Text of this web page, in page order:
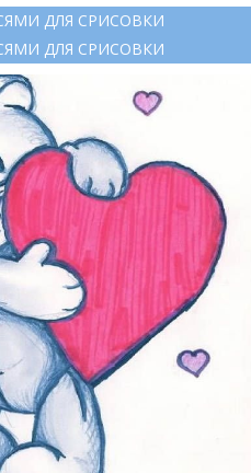
ДЛЯ СРИСОВКИ
ДЛЯ СРИСОВКИ